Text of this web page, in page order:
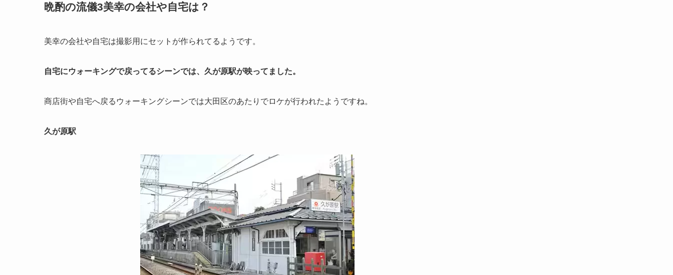
晩酌の流儀3美幸の会社や自宅は？
美幸の会社や自宅は撮影用にセットが作られてるようです。
自宅にウォーキングで戻ってるシーンでは、久が原駅が映ってました。
商店街や自宅へ戻るウォーキングシーンでは大田区のあたりでロケが行われたようですね。
久が原駅